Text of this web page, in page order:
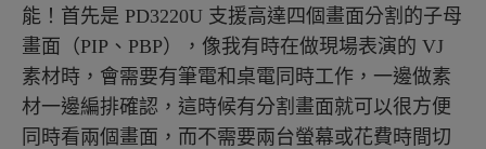
能！首先是 PD3220U 支援高達四個畫面分割的子母
畫面（PIP、PBP），像我有時在做現場表演的 VJ
素材時，會需要有筆電和桌電同時工作，一邊做素
材一邊編排確認，這時候有分割畫面就可以很方便
同時看兩個畫面，而不需要兩台螢幕或花費時間切